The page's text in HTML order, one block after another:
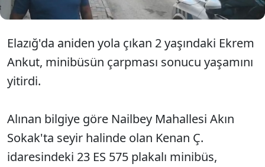
Elazığ'da aniden yola çıkan 2 yaşındaki Ekrem
Ankut, minibüsün çarpması sonucu yaşamını
yitirdi.
Alınan bilgiye göre Nailbey Mahallesi Akın
Sokak'ta seyir halinde olan Kenan Ç.
idaresindeki 23 ES 575 plakalı minibüs,